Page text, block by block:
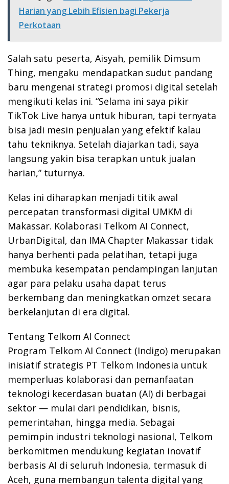
Harian yang Lebih Efisien bagi Pekerja
Perkotaan
Salah satu peserta, Aisyah, pemilik Dimsum
Thing, mengaku mendapatkan sudut pandang
baru mengenai strategi promosi digital setelah
mengikuti kelas ini. “Selama ini saya pikir
TikTok Live hanya untuk hiburan, tapi ternyata
bisa jadi mesin penjualan yang efektif kalau
tahu tekniknya. Setelah diajarkan tadi, saya
langsung yakin bisa terapkan untuk jualan
harian,” tuturnya.
Kelas ini diharapkan menjadi titik awal
percepatan transformasi digital UMKM di
Makassar. Kolaborasi Telkom AI Connect,
UrbanDigital, dan IMA Chapter Makassar tidak
hanya berhenti pada pelatihan, tetapi juga
membuka kesempatan pendampingan lanjutan
agar para pelaku usaha dapat terus
berkembang dan meningkatkan omzet secara
berkelanjutan di era digital.
Tentang Telkom AI Connect
Program Telkom AI Connect (Indigo) merupakan
inisiatif strategis PT Telkom Indonesia untuk
memperluas kolaborasi dan pemanfaatan
teknologi kecerdasan buatan (AI) di berbagai
sektor — mulai dari pendidikan, bisnis,
pemerintahan, hingga media. Sebagai
pemimpin industri teknologi nasional, Telkom
berkomitmen mendukung kegiatan inovatif
berbasis AI di seluruh Indonesia, termasuk di
Aceh, guna membangun talenta digital yang